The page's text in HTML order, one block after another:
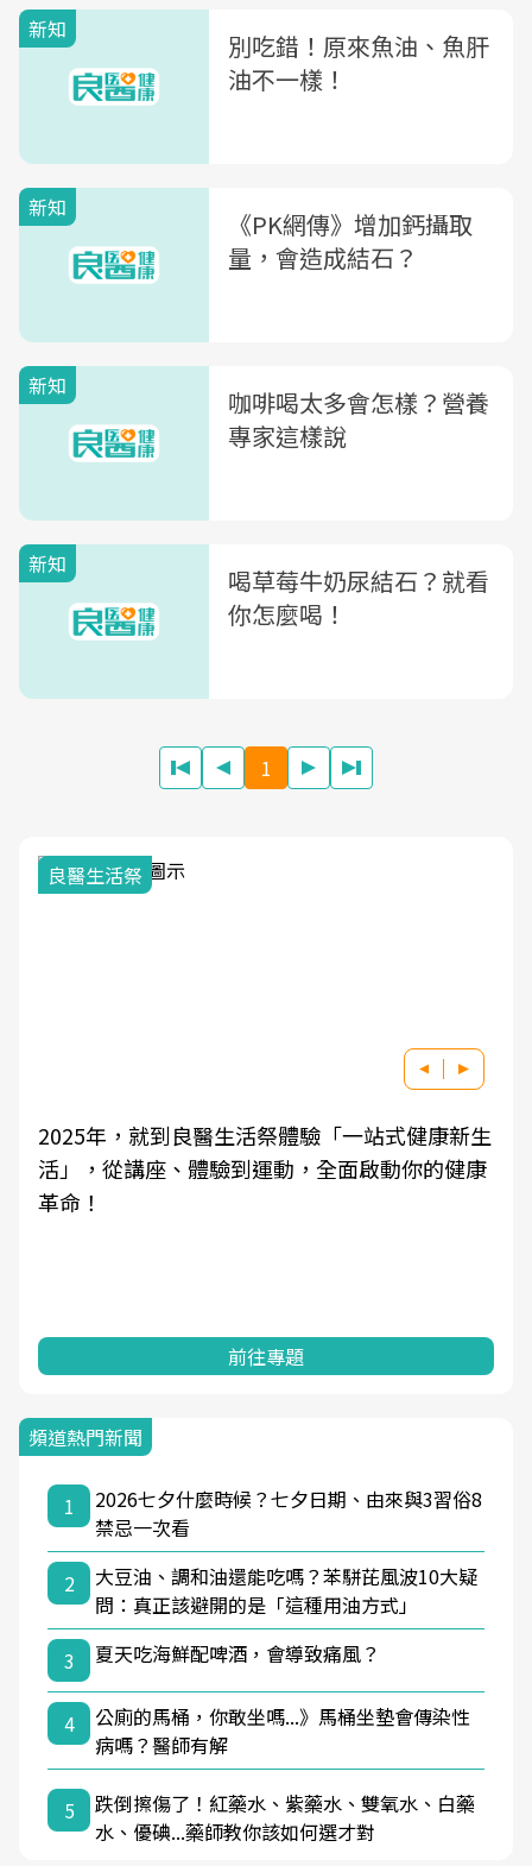
新知
別吃錯！原來魚油、魚肝
油不一樣！
新知
《PK網傳》增加鈣攝取
量，會造成結石？
新知
咖啡喝太多會怎樣？營養
專家這樣說
新知
喝草莓牛奶尿結石？就看
你怎麼喝！
1
我與健康韌性的距離
良醫健康網從「換季的身體變化」出發，透過醫
學觀點與日常感受的對話，建立對亞健康的認
知，進而引導實際的改善行動。
前往專題
頻道熱門新聞
1
2026七夕什麼時候？七夕日期、由來與3習俗8
禁忌一次看
2
大豆油、調和油還能吃嗎？苯駢芘風波10大疑
問：真正該避開的是「這種用油方式」
3
夏天吃海鮮配啤酒，會導致痛風？
4
公廁的馬桶，你敢坐嗎...》馬桶坐墊會傳染性
病嗎？醫師有解
5
跌倒擦傷了！紅藥水、紫藥水、雙氧水、白藥
水、優碘...藥師教你該如何選才對